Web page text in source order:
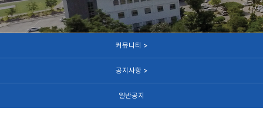
커뮤니티 >
공지사항 >
일반공지